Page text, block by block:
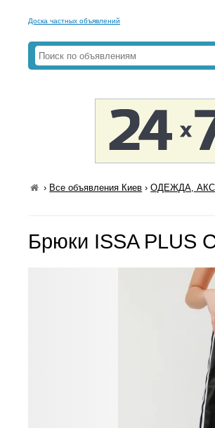
Доска частных объявлений
› Все объявления Киев ›ОДЕЖДА,
Брюки ISSA PLUS